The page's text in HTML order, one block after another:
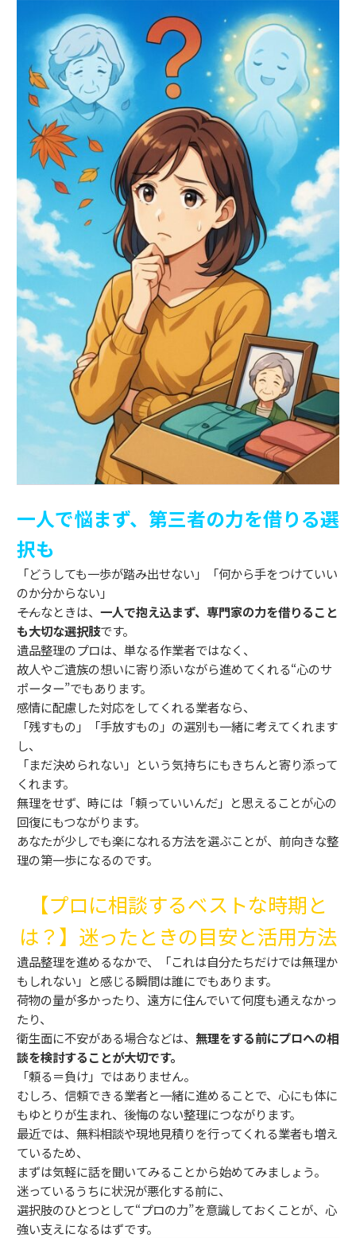
一人で悩まず、第三者の力を借りる選
択も
「どうしても一歩が踏み出せない」「何から手をつけていい
のか分からない」
――そんなときは、 一人で抱え込まず、専門家の力を借りること
も大切な選択肢です。
遺品整理のプロは、単なる作業者ではなく、
故人やご遺族の想いに寄り添いながら進めてくれる“心のサ
ポーター”でもあります。
感情に配慮した対応をしてくれる業者なら、
「残すもの」「手放すもの」の選別も一緒に考えてくれます
し、
「まだ決められない」という気持ちにもきちんと寄り添って
くれます。
無理をせず、時には「頼っていいんだ」と思えることが心の
回復にもつながります。
あなたが少しでも楽になれる方法を選ぶことが、前向きな整
理の第一歩になるのです。
【プロに相談するベストな時期と
は？】迷ったときの目安と活用方法
遺品整理を進めるなかで、「これは自分たちだけでは無理か
もしれない」と感じる瞬間は誰にでもあります。
荷物の量が多かったり、遠方に住んでいて何度も通えなかっ
たり、
衛生面に不安がある場合などは、 無理をする前にプロへの相
談を検討することが大切です。
「頼る＝負け」ではありません。
むしろ、信頼できる業者と一緒に進めることで、心にも体に
もゆとりが生まれ、後悔のない整理につながります。
最近では、無料相談や現地見積りを行ってくれる業者も増え
ているため、
まずは気軽に話を聞いてみることから始めてみましょう。
迷っているうちに状況が悪化する前に、
選択肢のひとつとして“プロの力”を意識しておくことが、心
強い支えになるはずです。